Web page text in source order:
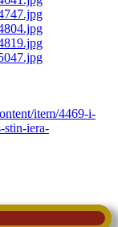
item/4469-i-
stin-iera-